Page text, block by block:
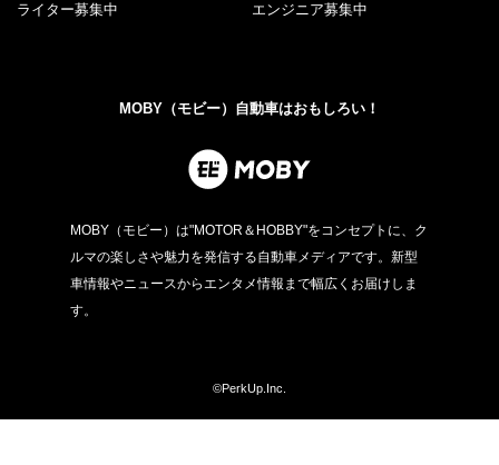
ライター募集中 エンジニア募集中
MOBY（モビー）自動車はおもしろい！
MOBY（モビー）は"MOTOR＆HOBBY"をコンセプトに、ク
ルマの楽しさや魅力を発信する自動車メディアです。新型
車情報やニュースからエンタメ情報まで幅広くお届けしま
す。
©PerkUp.Inc.